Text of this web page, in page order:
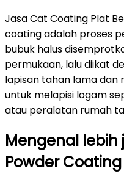
Jasa Cat Coating Plat
coating adalah proses
bubuk halus
permukaan, lalu diikat
lapisan tahan lama dan
untuk melapisi logam
atau peralatan rumah
Mengenal
Powder Coating